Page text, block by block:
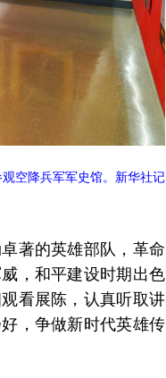
空降兵军军史馆。新华社记
著的英雄部队，革命
，和平建设时期出色
看展陈，认真听取讲
，争做新时代英雄传